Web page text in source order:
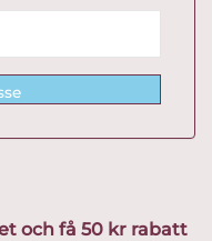
och få 50 kr rabatt